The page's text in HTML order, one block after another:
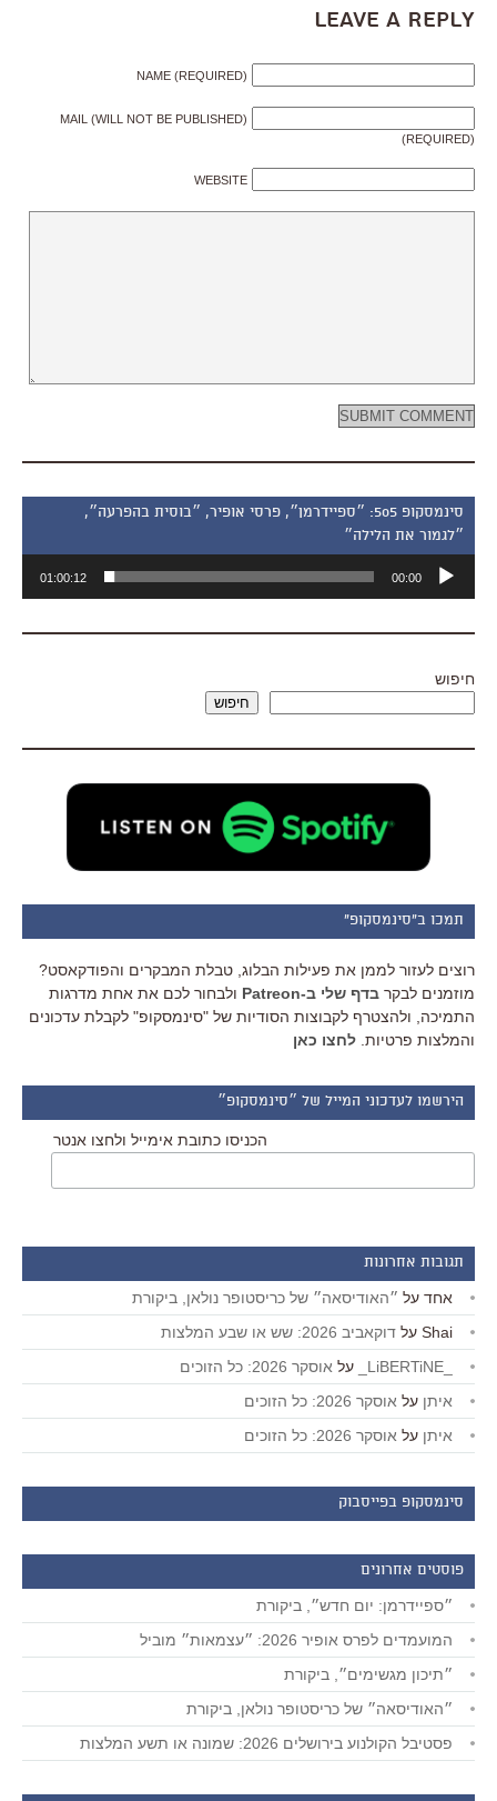
Leave a Reply
NAME (REQUIRED)
MAIL (WILL NOT BE PUBLISHED)
(REQUIRED)
WEBSITE
סינמסקופ 505: ״ספיידרמן״, פרסי אופיר, ״בוסית בהפרעה״,
״לגמור את הלילה״
אודיו
00:00
01:00:12
חיפוש
חיפוש
תמכו ב"סינמסקופ"
רוצים לעזור לממן את פעילות הבלוג, טבלת המבקרים והפודקאסט?
מוזמנים לבקר בדף שלי ב-Patreon
ולבחור לכם את אחת מדרגות
התמיכה, ולהצטרף לקבוצות הסודיות של "סינמסקופ" לקבלת עדכונים
והמלצות פרטיות. לחצו כאן
הירשמו לעדכוני המייל של ״סינמסקופ״
הכניסו כתובת אימייל ולחצו אנטר
תגובות אחרונות
אחד על ״האודיסאה״ של כריסטופר נולאן, ביקורת
Shai על דוקאביב 2026: שש או שבע המלצות
על אוסקר 2026: כל הזוכים
איתן על אוסקר 2026: כל הזוכים
איתן על אוסקר 2026: כל הזוכים
סינמסקופ בפייסבוק
פוסטים אחרונים
״ספיידרמן: יום חדש״, ביקורת
המועמדים לפרס אופיר 2026: ״עצמאות״ מוביל
״תיכון מגשימים״, ביקורת
״האודיסאה״ של כריסטופר נולאן, ביקורת
פסטיבל הקולנוע בירושלים 2026: שמונה או תשע המלצות